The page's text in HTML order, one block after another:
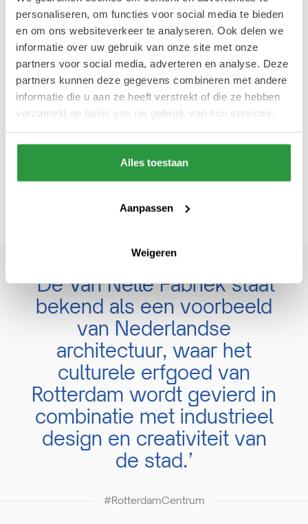
personaliseren, om functies voor social media te bieden
en om ons websiteverkeer te analyseren. Ook delen we
informatie over uw gebruik van onze site met onze
partners voor social media, adverteren en analyse. Deze
partners kunnen deze gegevens combineren met andere
informatie die u aan ze heeft verstrekt of die ze hebben
verzameld op basis van uw gebruik van hun services.
Alles toestaan
Aanpassen
Weigeren
festivalterrein dat aansluit bij onze visie. De
Van Nelle Fabriek staat bekend als een
voorbeeld van Nederlandse architectuur,
waar het culturele erfgoed van Rotterdam
wordt gevierd in combinatie met industrieel
super trots op het feit dat wij ons eerste
Audio Obscura Festival in Rotterdam kunnen
organiseren, in de Van Nelle Fabriek.”
‘De Van Nelle Fabriek staat
bekend als een voorbeeld
van Nederlandse
architectuur, waar het
culturele erfgoed van
Rotterdam wordt gevierd in
combinatie met industrieel
design en creativiteit van
de stad.’
#RotterdamCentrum